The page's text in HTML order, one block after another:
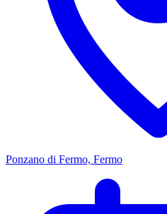
Ponzano di Fermo, Fermo